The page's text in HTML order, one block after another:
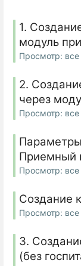
1.
модуль
Просмотр: все
2.
через
Просмотр: все
Приемный
Просмотр: все
Создание
Просмотр: все
3.
(без